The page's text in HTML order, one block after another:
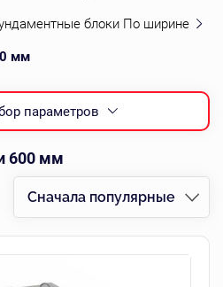
блоки По ширине
мм
параметров
600 мм
Сначала популярные